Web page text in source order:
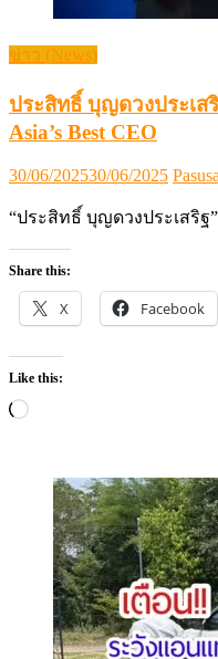
ข่าว (News)
ประสิทธิ์ บุญดวงประเส
Asia’s Best CEO
Posted
30/06/202530/06/2025
“ประสิทธิ์ บุญดวงประเสริฐ
Share this:
X Facebook
Like this:
Loading…